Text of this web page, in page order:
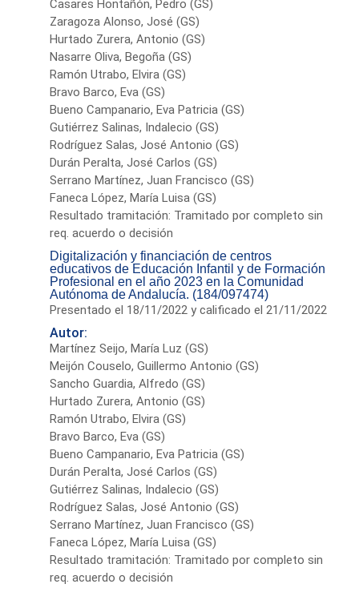
Casares Hontañón, Pedro (GS)
Zaragoza Alonso, José (GS)
Hurtado Zurera, Antonio (GS)
Nasarre Oliva, Begoña (GS)
Ramón Utrabo, Elvira (GS)
Bravo Barco, Eva (GS)
Bueno Campanario, Eva Patricia (GS)
Gutiérrez Salinas, Indalecio (GS)
Rodríguez Salas, José Antonio (GS)
Durán Peralta, José Carlos (GS)
Serrano Martínez, Juan Francisco (GS)
Faneca López, María Luisa (GS)
Resultado tramitación: Tramitado por completo sin
req. acuerdo o decisión
Digitalización y financiación de centros
educativos de Educación Infantil y de Formación
Profesional en el año 2023 en la Comunidad
Autónoma de Andalucía. (184/097474)
Presentado el 18/11/2022 y calificado el 21/11/2022
Autor:
Martínez Seijo, María Luz (GS)
Meijón Couselo, Guillermo Antonio (GS)
Sancho Guardia, Alfredo (GS)
Hurtado Zurera, Antonio (GS)
Ramón Utrabo, Elvira (GS)
Bravo Barco, Eva (GS)
Bueno Campanario, Eva Patricia (GS)
Durán Peralta, José Carlos (GS)
Gutiérrez Salinas, Indalecio (GS)
Rodríguez Salas, José Antonio (GS)
Serrano Martínez, Juan Francisco (GS)
Faneca López, María Luisa (GS)
Resultado tramitación: Tramitado por completo sin
req. acuerdo o decisión